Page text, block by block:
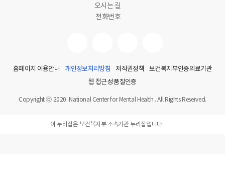
오시는 길
전화번호
홈페이지 이용안내 개인정보처리방침 저작권정책
보건복지부인증의료기관
웹 접근성 품질인증
Copyright ⓒ 2020. National Center for Mental Health . All Rights Reserved.
이 누리집은 보건복지부 소속기관 누리집입니다.